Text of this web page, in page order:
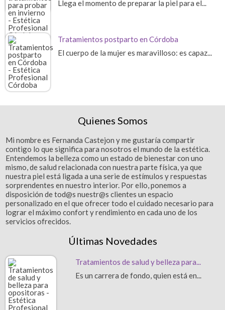
Llega el momento de preparar la piel para el...
Tratamientos postparto en Córdoba
El cuerpo de la mujer es maravilloso: es capaz...
Quienes Somos
Mi nombre es Fernanda Castejon y me gustaría compartir
contigo lo que significa para nosotros el mundo de la estética.
Entendemos la belleza como un estado de bienestar con uno
mismo, de salud relacionada con nuestra parte física, ya que
nuestra piel está ligada a una serie de estímulos y respuestas
sorprendentes en nuestro interior. Por ello, ponemos a
disposición de tod@s nuestr@s clientes un espacio
personalizado en el que ofrecer todo el cuidado necesario para
lograr el máximo confort y rendimiento en cada uno de los
servicios ofrecidos.
Últimas Novedades
Tratamientos de salud y belleza para...
Es un carrera de fondo, quien está en...